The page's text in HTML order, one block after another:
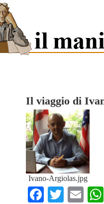
Il viaggio di
Ivano-Argiolas.jpg
Facebook
Twitter